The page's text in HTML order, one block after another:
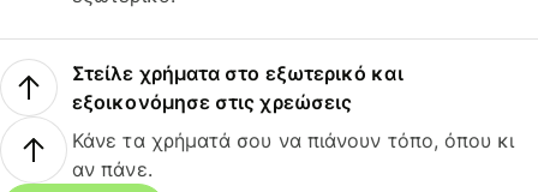
Στείλε χρήματα στο εξωτερικό και
εξοικονόμησε στις χρεώσεις
Κάνε τα χρήματά σου να πιάνουν τόπο, όπου κι
αν πάνε.